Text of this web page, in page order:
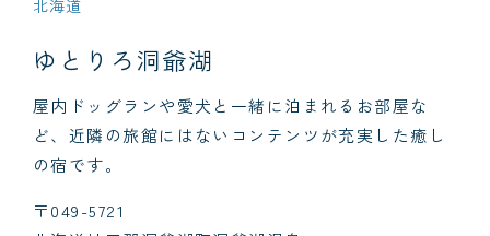
北海道
ゆとりろ洞爺湖
屋内ドッグランや愛犬と一緒に泊まれるお部屋な
ど、近隣の旅館にはないコンテンツが充実した癒し
の宿です。
〒049-5721